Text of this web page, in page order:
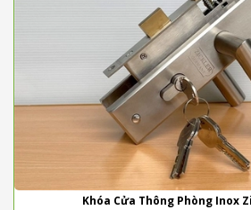
Khóa Cửa Thông Phòng Inox